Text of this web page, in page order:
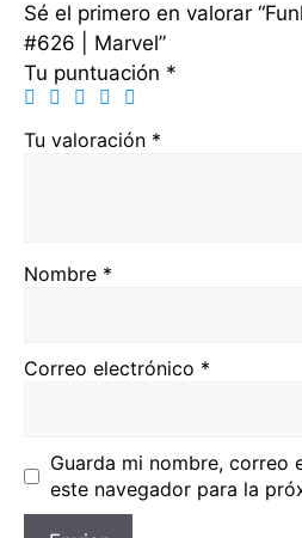
Sé el primero en valorar
#626 | Marvel”
Tu puntuación *
Tu valoración *
Nombre *
Correo electrónico *
Guarda mi nombre, correo
este navegador para la